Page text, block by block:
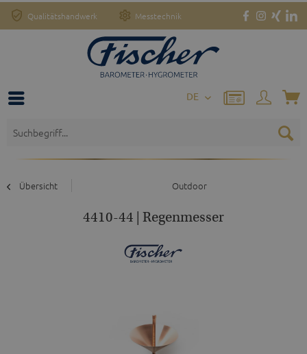
Qualitätshandwerk Messtechnik
DE
Übersicht Outdoor
4410-44 | Regenmesser